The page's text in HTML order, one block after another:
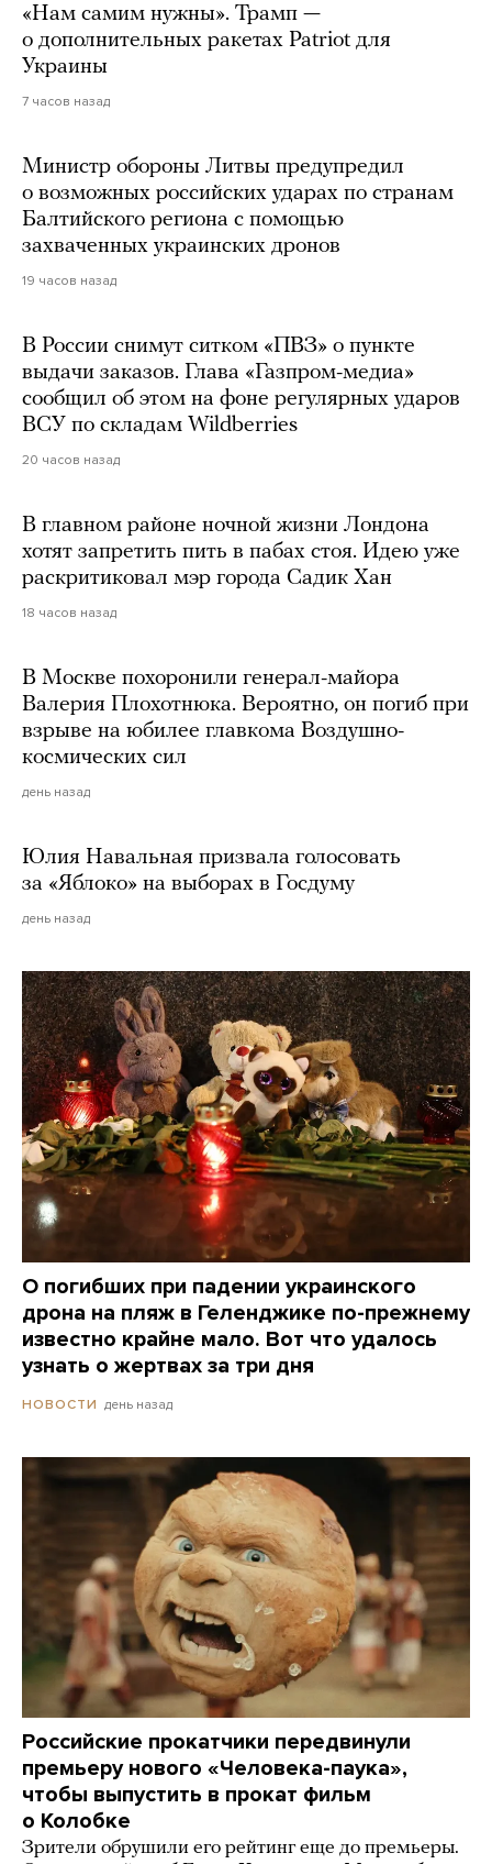
«Нам самим нужны». Трамп —
о дополнительных ракетах Patriot для
Украины
7 часов назад
Министр обороны Литвы предупредил
о возможных российских ударах по странам
Балтийского региона с помощью
захваченных украинских дронов
19 часов назад
В России снимут ситком «ПВЗ» о пункте
выдачи заказов. Глава «Газпром-медиа»
сообщил об этом на фоне регулярных ударов
ВСУ по складам Wildberries
20 часов назад
В главном районе ночной жизни Лондона
хотят запретить пить в пабах стоя. Идею уже
раскритиковал мэр города Садик Хан
18 часов назад
В Москве похоронили генерал-майора
Валерия Плохотнюка. Вероятно, он погиб при
взрыве на юбилее главкома Воздушно-
космических сил
день назад
Юлия Навальная призвала голосовать
за «Яблоко» на выборах в Госдуму
день назад
О погибших при падении украинского
дрона на пляж в Геленджике по-прежнему
известно крайне мало. Вот что удалось
узнать о жертвах за три дня
НОВОСТИ день назад
Российские прокатчики передвинули
премьеру нового «Человека-паука»,
чтобы выпустить в прокат фильм
о Колобке
Зрители обрушили его рейтинг еще до премьеры.